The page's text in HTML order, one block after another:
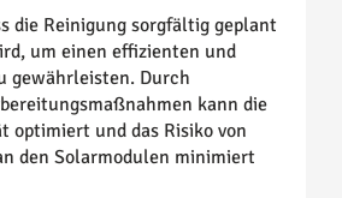
die Reinigung sorgfältig geplant
um einen effizienten und
gewährleisten. Durch
kann die
optimiert und das Risiko von
den Solarmodulen minimiert